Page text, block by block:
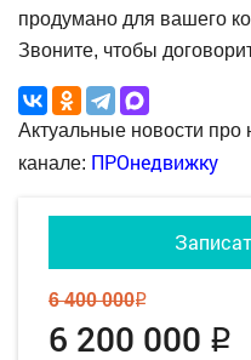
продумано для вашего
Звоните, чтобы
Актуальные новости
канале: ПРОнедвижку
6 400 000q
6 200 000 q